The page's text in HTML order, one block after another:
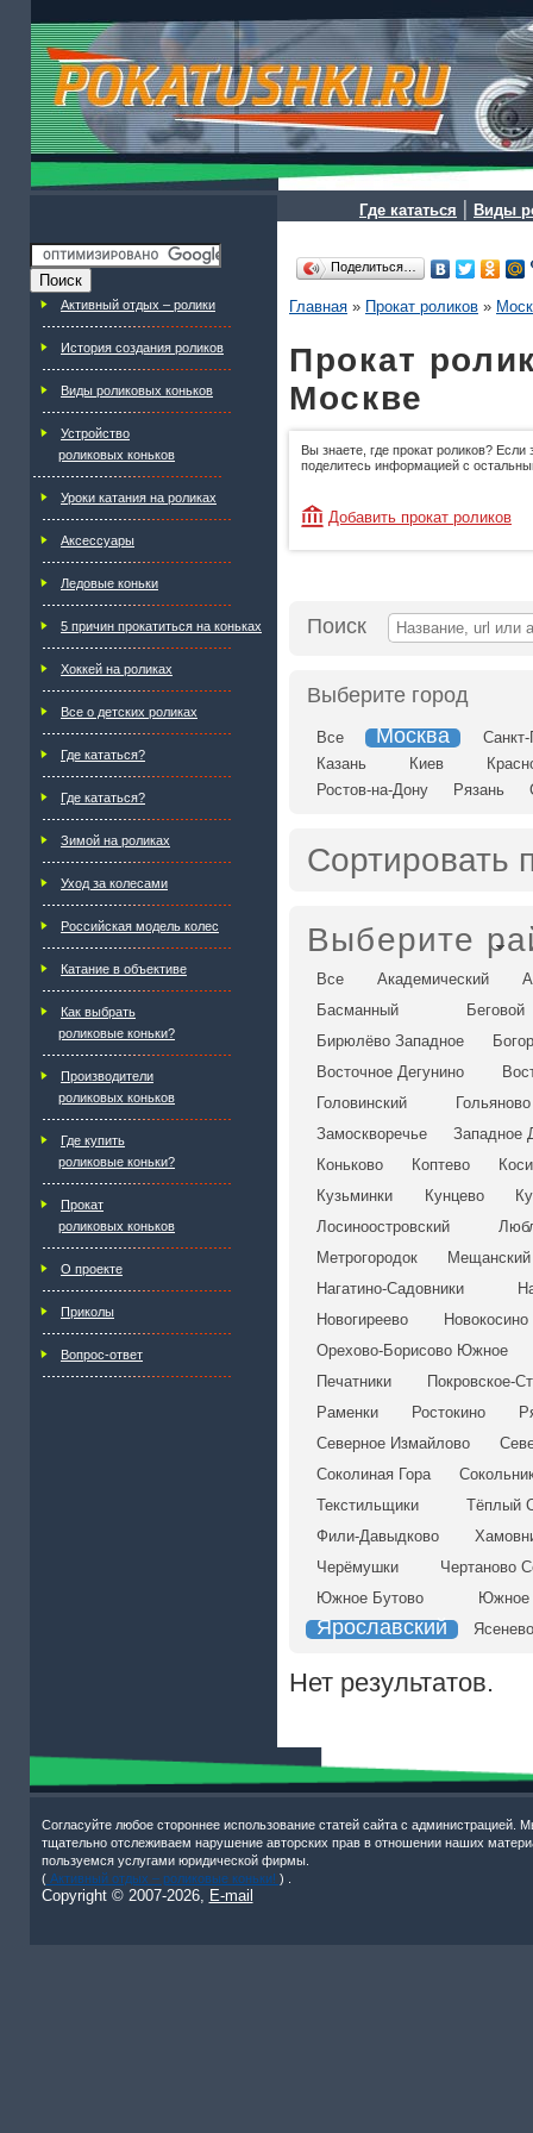
Где кататься | Виды
Активный отдых – ролики
История создания роликов
Виды роликовых коньков
Устройство
роликовых коньков
Уроки катания на роликах
Аксессуары
Ледовые коньки
5 причин прокатиться на коньках
Хоккей на роликах
Все о детских роликах
Где кататься?
Где кататься?
Зимой на роликах
Уход за колесами
Российская модель колес
Катание в объективе
Как выбрать
роликовые коньки?
Производители
роликовых коньков
Где купить
роликовые коньки?
Прокат
роликовых коньков
О проекте
Приколы
Вопрос-ответ
Поделиться…
Главная » Прокат роликов »
Прокат
Москве
Вы знаете, где прокат роликов? Если
поделитесь информацией с
Добавить прокат роликов
Поиск
Выберите город
Все Москва
Санкт-
Казань
Киев
Ростов-на-Дону
Рязань
Сортировать
Выберите
Все Академический
Басманный
Беговой
Бирюлёво Западное
Восточное Дегунино
Головинский
Гольяново
Замоскворечье
Западное
Коньково
Коптево
Кузьминки
Кунцево
Лосиноостровский
Метрогородок
Мещанский
Нагатино-Садовники
Новогиреево
Новокосино
Орехово-Борисово Южное
Печатники
Покровское-
Раменки
Ростокино
Северное Измайлово
Соколиная Гора
Текстильщики
Тёплый
Фили-Давыдково
Черёмушки
Чертаново
Южное Бутово
Южное
Ярославский Ясенево
Нет результатов.
Согласуйте любое стороннее использование статей сайта с администрацией.
тщательно отслеживаем нарушение авторских прав в отношении наших
пользуемся услугами юридической фирмы.
(Активный отдых – роликовые коньки! ) .
Copyright © 2007-2026, E-mail